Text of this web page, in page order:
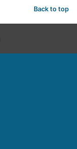
Back to top